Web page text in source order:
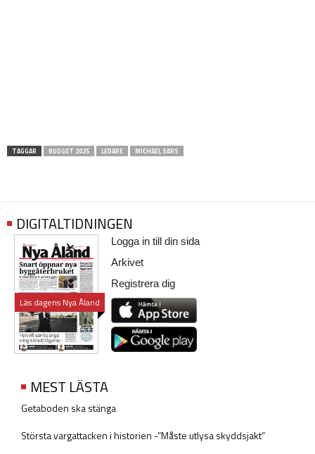
TAGGAR BUDGET 2025 LEDARE MICHAEL SARS
DIGITALTIDNINGEN
Läs dagens Nya Åland
Logga in till din sida
Arkivet
Registrera dig
MEST LÄSTA
Getaboden ska stänga
Största vargattacken i historien -”Måste utlysa skyddsjakt”